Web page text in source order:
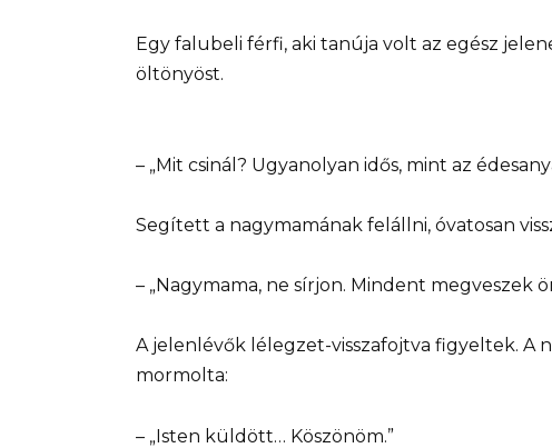
Egy falubeli férfi, aki tanúja volt az egész
öltönyöst.
– „Mit csinál? Ugyanolyan idős, mint az
Segített a nagymamának felállni, óvatosan
– „Nagymama, ne sírjon. Mindent megveszek
A jelenlévők lélegzet-visszafojtva figyeltek. A
mormolta:
– „Isten küldött… Köszönöm.”